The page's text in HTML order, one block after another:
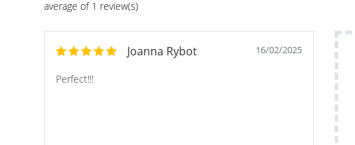
average of 1 review(s)
Joanna Rybot 16/02/2025
Perfect!!!